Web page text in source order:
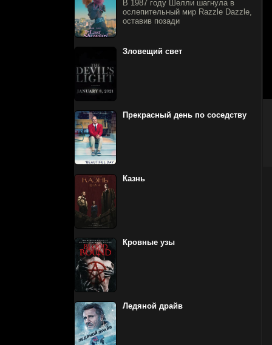
В 1987 году Шелли шагнула в
ослепительный мир Razzle Dazzle,
оставив позади
Зловещий свет
Прекрасный день по соседству
Казнь
Кровные узы
Ледяной драйв